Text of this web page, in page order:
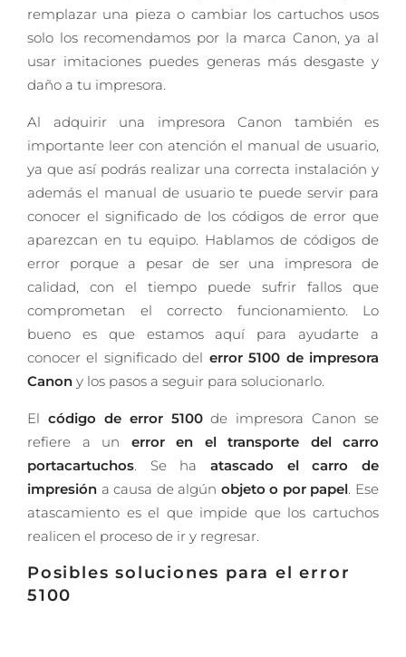
remplazar una pieza o cambiar los cartuchos usos
solo los recomendamos por la marca Canon, ya al
usar imitaciones puedes generas más desgaste y
daño a tu impresora.
Al adquirir una impresora Canon también es
importante leer con atención el manual de usuario,
ya que así podrás realizar una correcta instalación y
además el manual de usuario te puede servir para
conocer el significado de los códigos de error que
aparezcan en tu equipo. Hablamos de códigos de
error porque a pesar de ser una impresora de
calidad, con el tiempo puede sufrir fallos que
comprometan el correcto funcionamiento. Lo
bueno es que estamos aquí para ayudarte a
conocer el significado del error 5100 de impresora
Canon y los pasos a seguir para solucionarlo.
El código de error 5100de impresora Canon se
refiere a un error en el transporte del carro
portacartuchos. Se ha atascado el carro de
impresión a causa de algún objeto o por papel. Ese
atascamiento es el que impide que los cartuchos
realicen el proceso de ir y regresar.
Posibles soluciones para el error
5100